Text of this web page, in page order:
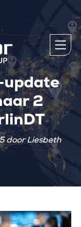
update
2
door Liesbeth